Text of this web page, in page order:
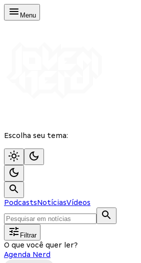
Menu
Escolha seu tema:
PodcastsNotíciasVídeos
Filtrar
O que você quer ler?
Agenda Nerd